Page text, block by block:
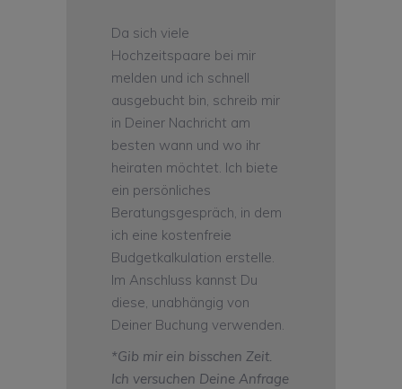
Da sich viele
Hochzeitspaare bei mir
melden und ich schnell
ausgebucht bin, schreib mir
in Deiner Nachricht am
besten wann und wo ihr
heiraten möchtet. Ich biete
ein persönliches
Beratungsgespräch, in dem
ich eine kostenfreie
Budgetkalkulation erstelle.
Im Anschluss kannst Du
diese, unabhängig von
Deiner Buchung verwenden.
*Gib mir ein bisschen Zeit.
Ich versuchen Deine Anfrage